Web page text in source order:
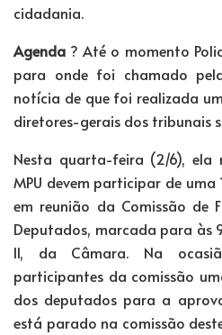
cidadania.
Agenda ? Até o momento
para onde foi chamado
notícia de que foi realizada
diretores-gerais dos tribunais
Nesta quarta-feira (2/6), ela
MPU devem participar de
em reunião da Comissão de
Deputados, marcada para às
II, da Câmara. Na
participantes da comissão
dos deputados para a
está parado na comissão